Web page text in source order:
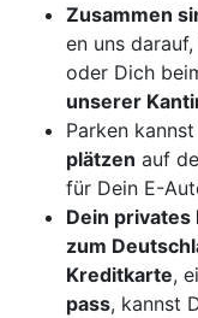
Zu­sam­men
en uns
oder Dich
un­se­rer
Par­ken
plät­zen auf
für Dein E-
Dein pri­va­tes
zum
Kre­dit­kar­te,
pass, kannst